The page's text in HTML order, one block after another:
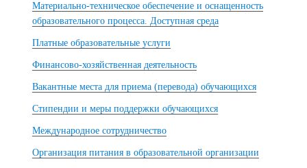
Материально-техническое обеспечение и оснащенность
образовательного процесса. Доступная среда
Платные образовательные услуги
Финансово-хозяйственная деятельность
Вакантные места для приема (перевода) обучающихся
Стипендии и меры поддержки обучающихся
Международное сотрудничество
Организация питания в образовательной организации